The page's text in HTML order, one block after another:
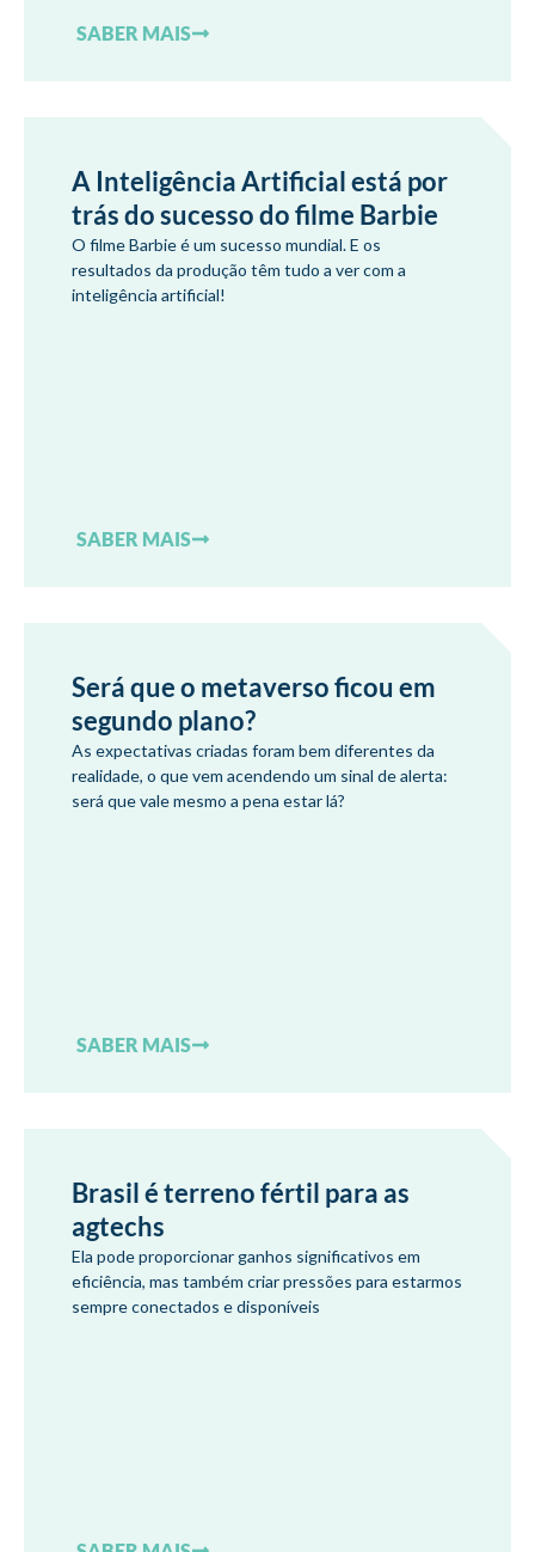
SABER MAIS
A Inteligência Artificial está por
trás do sucesso do filme Barbie
O filme Barbie é um sucesso mundial. E os
resultados da produção têm tudo a ver com a
inteligência artificial!
SABER MAIS
Será que o metaverso ficou em
segundo plano?
As expectativas criadas foram bem diferentes da
realidade, o que vem acendendo um sinal de alerta:
será que vale mesmo a pena estar lá?
SABER MAIS
Brasil é terreno fértil para as
agtechs
Ela pode proporcionar ganhos significativos em
eficiência, mas também criar pressões para estarmos
sempre conectados e disponíveis